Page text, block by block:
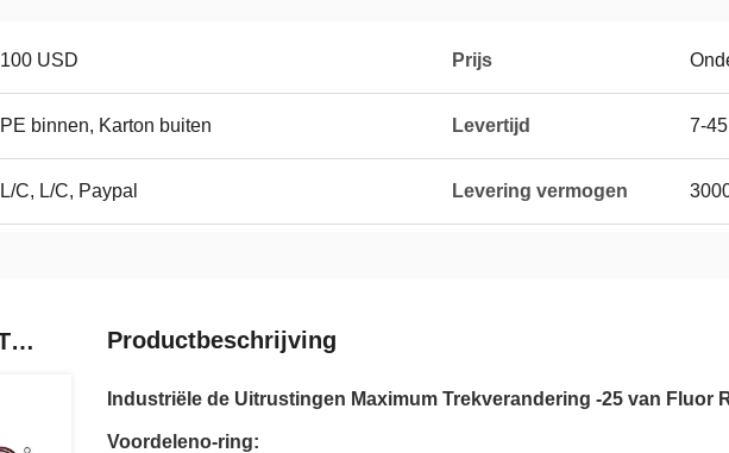
100 USD Prijs
PE binnen, Karton buiten Levertijd 7-
L/C, L/C, Paypal Levering vermogen
VERWANTE PRODUCTEN Productbeschrijving
Industriële de Uitrustingen Maximum Trekverandering -25 van Fluor
Voordeleno-ring: